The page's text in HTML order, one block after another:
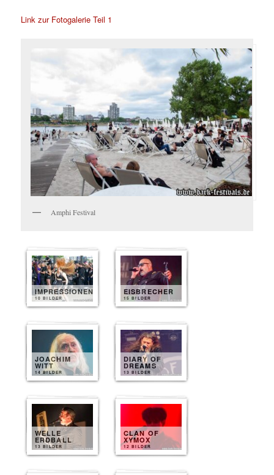
Link zur Fotogalerie Teil 1
Amphi Festival
IMPRESSIONEN
10 BILDER
EISBRECHER
15 BILDER
JOACHIM
WITT
14 BILDER
DIARY OF
DREAMS
13 BILDER
WELLE
ERDBALL
13 BILDER
CLAN OF
XYMOX
12 BILDER